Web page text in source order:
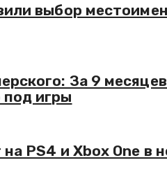
выбор
За 9
под игры
PS4 и Xbox One в